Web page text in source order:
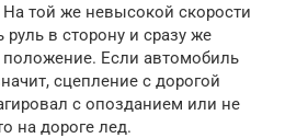
той же невысокой скорости
в сторону и сразу же
положение. Если автомобиль
сцепление с дорогой
с опозданием или не
на дороге лед.